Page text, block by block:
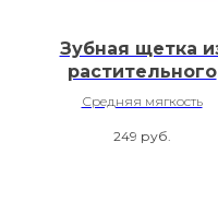
Зубная щетка
растительного
материала
матовая
Средняя мягкость
249 руб.